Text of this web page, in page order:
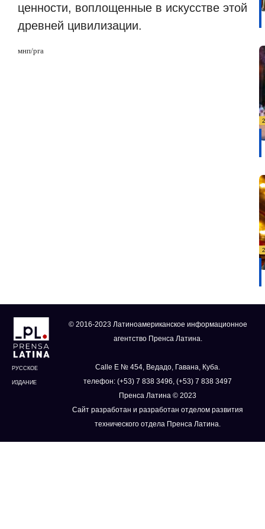
ценности, воплощенные в искусстве этой
древней цивилизации.
мнп/рга
РУССКОЕ
ИЗДАНИЕ
© 2016-2023 Латиноамериканское информационное
агентство Пренса Латина.
Calle E № 454, Ведадо, Гавана, Куба.
телефон: (+53) 7 838 3496, (+53) 7 838 3497
Пренса Латина © 2023
Сайт разработан и разработан отделом развития
технического отдела Пренса Латина.